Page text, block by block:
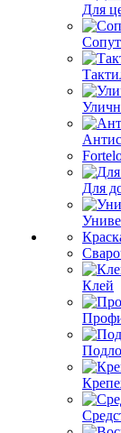
Для
Для
Клей